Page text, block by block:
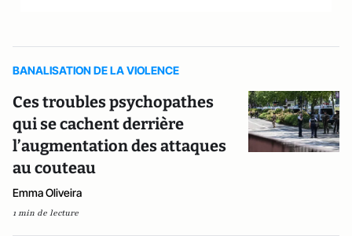
BANALISATION DE LA VIOLENCE
Ces troubles psychopathes
qui se cachent derrière
l’augmentation des attaques
au couteau
Emma Oliveira
1 min de lecture